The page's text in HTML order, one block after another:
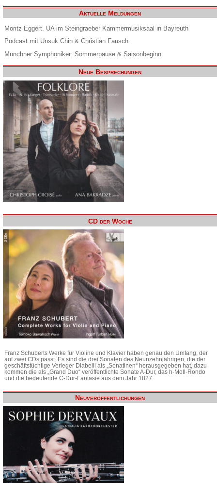
Aktuelle Meldungen
Moritz Eggert. UA im Steingraeber Kammermusiksaal in Bayreuth
Podcast mit Unsuk Chin & Christian Fausch
Münchner Symphoniker: Sommerpause & Saisonbeginn
Neue Besprechungen
CD der Woche
Franz Schuberts Werke für Violine und Klavier haben genau den Umfang, der
auf zwei CDs passt. Es sind die drei Sonaten des Neunzehnjährigen, die der
geschäftstüchtige Verleger Diabelli als „Sonatinen“ herausgegeben hat, dazu
kommen die als „Grand Duo“ veröffentlichte Sonate A-Dur, das h-Moll-Rondo
und die bedeutende C-Dur-Fantasie aus dem Jahr 1827.
Neuveröffentlichungen